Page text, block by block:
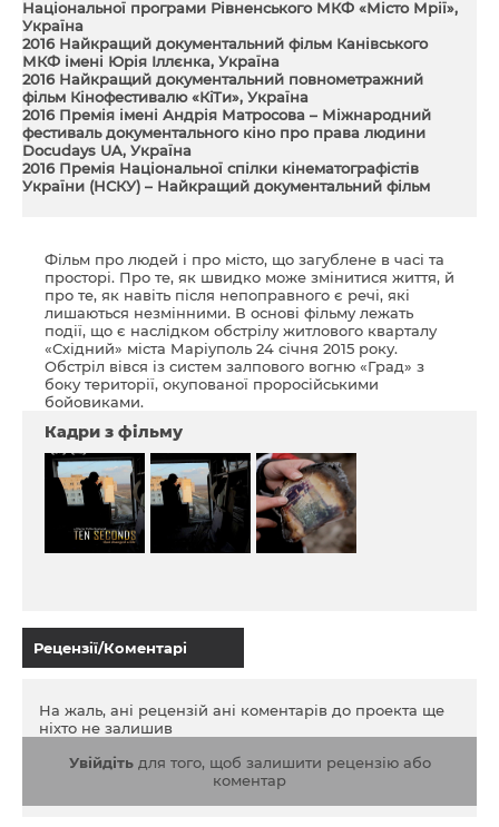
Національної програми Рівненського МКФ «Місто Мрії»,
Україна
2016 Найкращий документальний фільм Канівського
МКФ імені Юрія Іллєнка, Україна
2016 Найкращий документальний повнометражний
фільм Кінофестивалю «КіТи», Україна
2016 Премія імені Андрія Матросова – Міжнародний
фестиваль документального кіно про права людини
Docudays UA, Україна
2016 Премія Національної спілки кінематографістів
України (НСКУ) – Найкращий документальний фільм
Фільм про людей і про місто, що загублене в часі та
просторі. Про те, як швидко може змінитися життя, й
про те, як навіть після непоправного є речі, які
лишаються незмінними. В основі фільму лежать
події, що є наслідком обстрілу житлового кварталу
«Східний» міста Маріуполь 24 січня 2015 року.
Обстріл вівся із систем залпового вогню «Град» з
боку території, окупованої проросійськими
бойовиками.
Кадри з фільму
Рецензії/Коментарі
На жаль, ані рецензій ані коментарів до проекта ще
ніхто не залишив
Увійдітьдля того, щоб залишити рецензію або
коментар